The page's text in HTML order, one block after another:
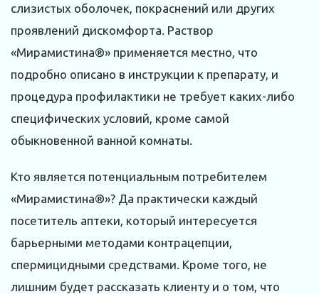
слизистых оболочек, покраснений или других
проявлений дискомфорта. Раствор
«Мирамистина®» применяется местно, что
подробно описано в инструкции к препарату, и
процедура профилактики не требует каких-либо
специфических условий, кроме самой
обыкновенной ванной комнаты.
Кто является потенциальным потребителем
«Мирамистина®»? Да практически каждый
посетитель аптеки, который интересуется
барьерными методами контрацепции,
спермицидными средствами. Кроме того, не
лишним будет рассказать клиенту и о том, что